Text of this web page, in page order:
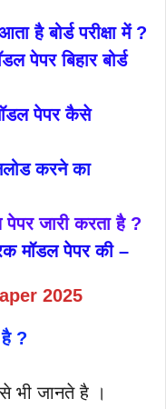
है बोर्ड परीक्षा में ?
पेपर बिहार बोर्ड
पेपर कैसे
करने का
पेपर जारी करता है ?
मॉडल पेपर की –
2025
?
भी जानते है ।